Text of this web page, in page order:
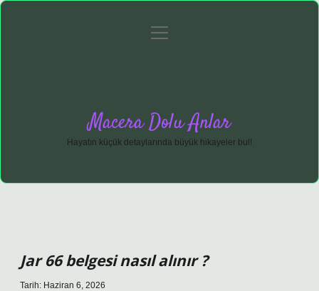
Gizlilik Politikası
menüyü
Macera Dolu Anlar
Hayatın küçük detaylarında büyük hikayeler bul!
Jar 66 belgesi nasıl alınır ?
Tarih: Haziran 6, 2026